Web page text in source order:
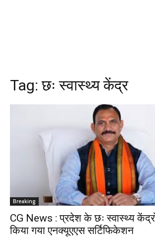
Tag:छः स्वास्थ्य केंद्र
Breaking
CG News : प्रदेश के छः स्वास्थ्य
किया गया एनक्यूएएस सर्टिफिकेशन